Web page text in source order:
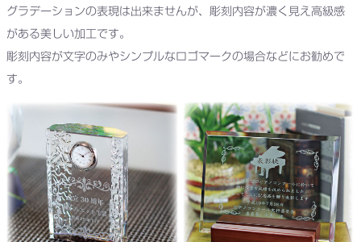
グラデーションの表現は出来ませんが、彫刻内容が濃く見え高級感
がある美しい加工です。
彫刻内容が文字のみやシンプルなロゴマークの場合などにお勧めで
す。